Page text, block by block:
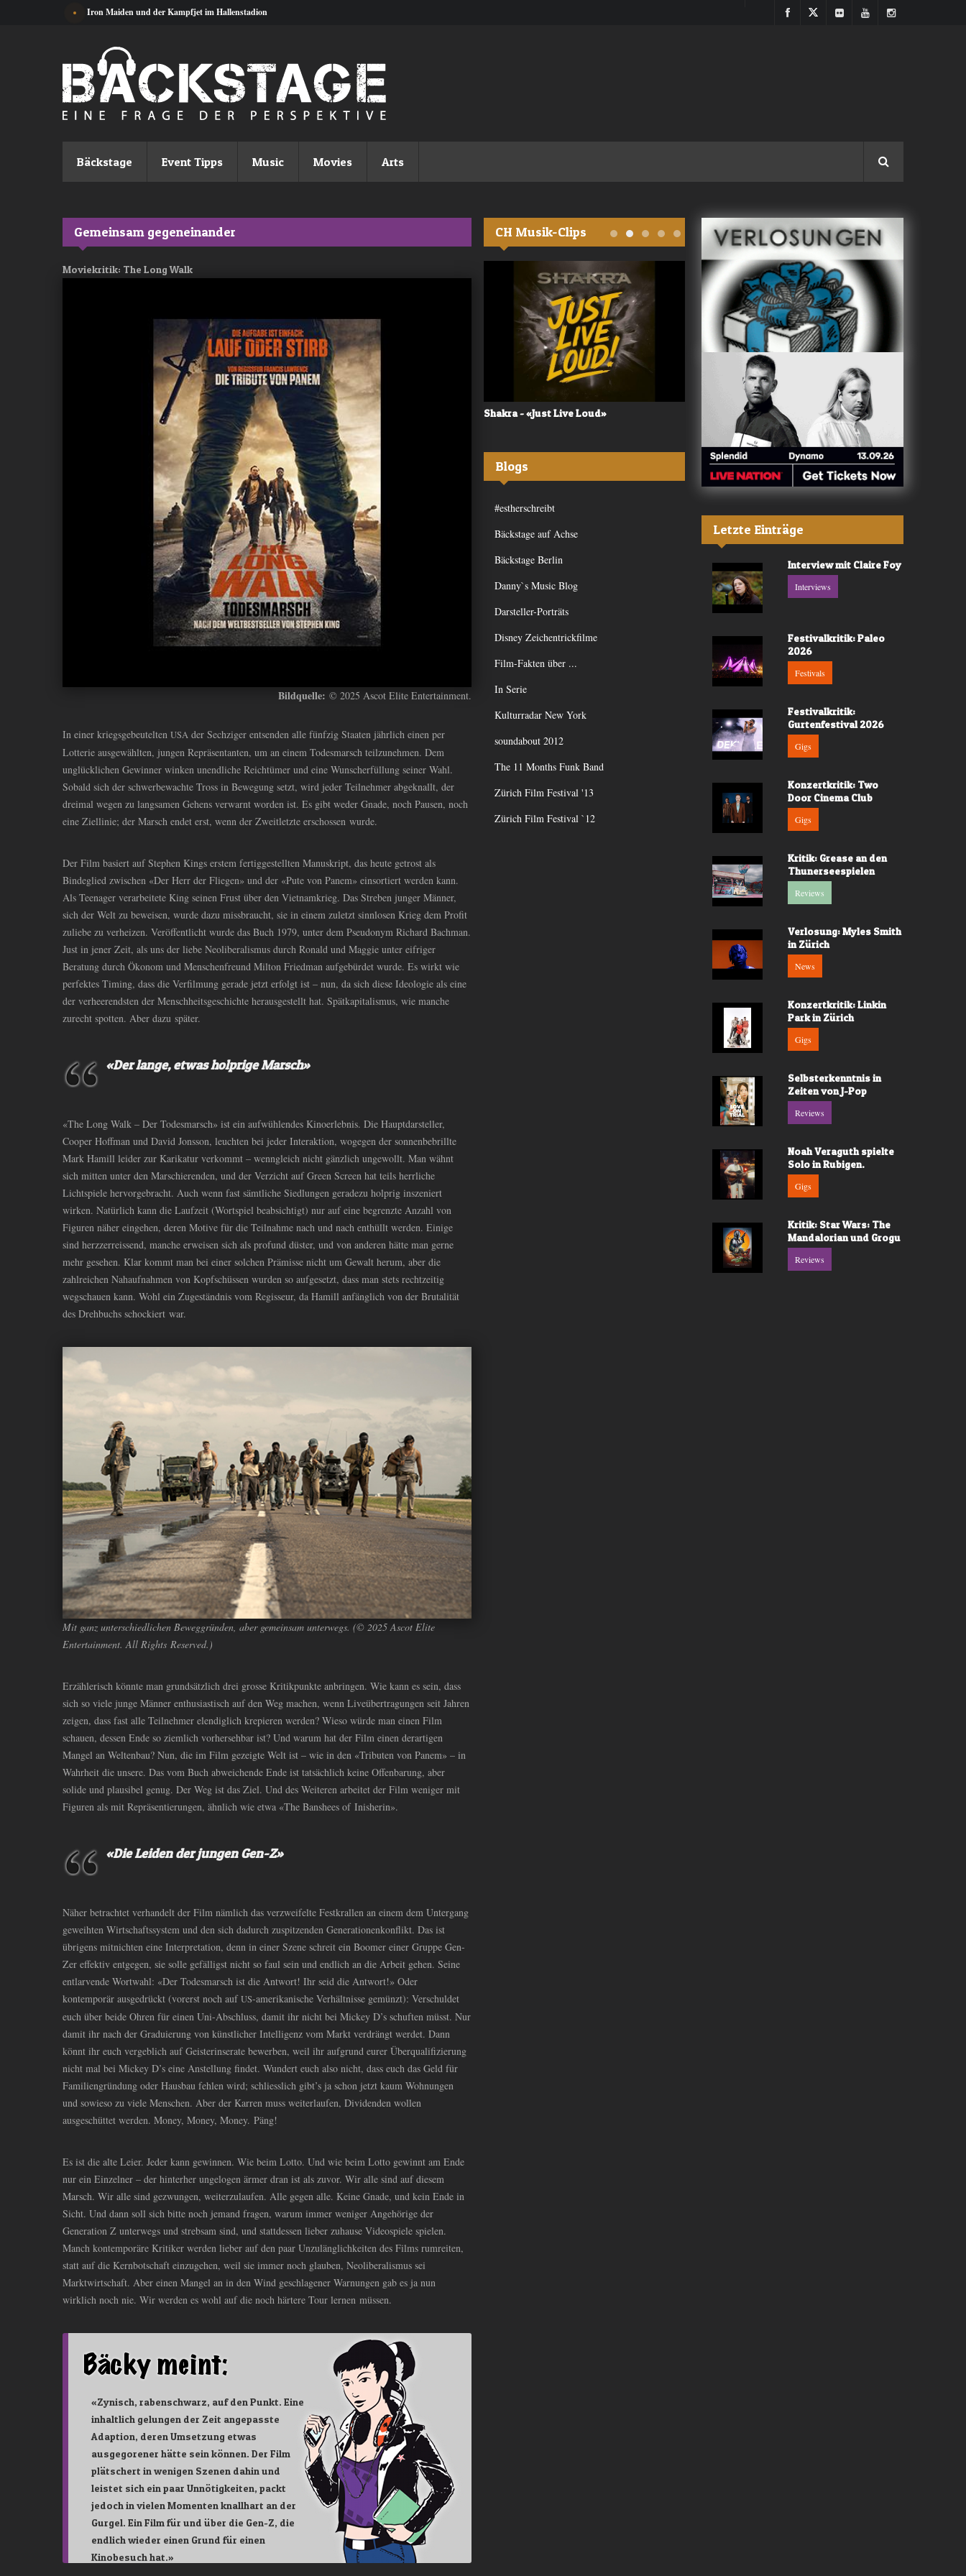
Iron Maiden und der Kampfjet im Hallenstadion
Bäckstage Event Tipps Music Movies Arts
Gemeinsam gegeneinander
Moviekritik: The Long Walk
Bildquelle: © 2025 Ascot Elite Entertainment.
In einer kriegsgebeutelten USA der Sechziger entsenden alle fünfzig Staaten jährlich einen per
Lotterie ausgewählten, jungen Repräsentanten, um an einem Todesmarsch teilzunehmen. Dem
unglücklichen Gewinner winken unendliche Reichtümer und eine Wunscherfüllung seiner Wahl.
Sobald sich der schwerbewachte Tross in Bewegung setzt, wird jeder Teilnehmer abgeknallt, der
dreimal wegen zu langsamen Gehens verwarnt worden ist. Es gibt weder Gnade, noch Pausen, noch
eine Ziellinie; der Marsch endet erst, wenn der Zweitletzte erschossen wurde.
Der Film basiert auf Stephen Kings erstem fertiggestellten Manuskript, das heute getrost als
Bindeglied zwischen «Der Herr der Fliegen» und der «Pute von Panem» einsortiert werden kann.
Als Teenager verarbeitete King seinen Frust über den Vietnamkrieg. Das Streben junger Männer,
sich der Welt zu beweisen, wurde dazu missbraucht, sie in einem zuletzt sinnlosen Krieg dem Profit
zuliebe zu verheizen. Veröffentlicht wurde das Buch 1979, unter dem Pseudonym Richard Bachman.
Just in jener Zeit, als uns der liebe Neoliberalismus durch Ronald und Maggie unter eifriger
Beratung durch Ökonom und Menschenfreund Milton Friedman aufgebürdet wurde. Es wirkt wie
perfektes Timing, dass die Verfilmung gerade jetzt erfolgt ist – nun, da sich diese Ideologie als eine
der verheerendsten der Menschheitsgeschichte herausgestellt hat. Spätkapitalismus, wie manche
zurecht spotten. Aber dazu später.
«Der lange, etwas holprige Marsch»
«The Long Walk – Der Todesmarsch» ist ein aufwühlendes Kinoerlebnis. Die Hauptdarsteller,
Cooper Hoffman und David Jonsson, leuchten bei jeder Interaktion, wogegen der sonnenbebrillte
Mark Hamill leider zur Karikatur verkommt – wenngleich nicht gänzlich ungewollt. Man wähnt
sich mitten unter den Marschierenden, und der Verzicht auf Green Screen hat teils herrliche
Lichtspiele hervorgebracht. Auch wenn fast sämtliche Siedlungen geradezu holprig inszeniert
wirken. Natürlich kann die Laufzeit (Wortspiel beabsichtigt) nur auf eine begrenzte Anzahl von
Figuren näher eingehen, deren Motive für die Teilnahme nach und nach enthüllt werden. Einige
sind herzzerreissend, manche erweisen sich als profund düster, und von anderen hätte man gerne
mehr gesehen. Klar kommt man bei einer solchen Prämisse nicht um Gewalt herum, aber die
zahlreichen Nahaufnahmen von Kopfschüssen wurden so aufgesetzt, dass man stets rechtzeitig
wegschauen kann. Wohl ein Zugeständnis vom Regisseur, da Hamill anfänglich von der Brutalität
des Drehbuchs schockiert war.
Mit ganz unterschiedlichen Beweggründen, aber gemeinsam unterwegs. (© 2025 Ascot Elite
Entertainment. All Rights Reserved.)
Erzählerisch könnte man grundsätzlich drei grosse Kritikpunkte anbringen. Wie kann es sein, dass
sich so viele junge Männer enthusiastisch auf den Weg machen, wenn Liveübertragungen seit Jahren
zeigen, dass fast alle Teilnehmer elendiglich krepieren werden? Wieso würde man einen Film
schauen, dessen Ende so ziemlich vorhersehbar ist? Und warum hat der Film einen derartigen
Mangel an Weltenbau? Nun, die im Film gezeigte Welt ist – wie in den «Tributen von Panem» – in
Wahrheit die unsere. Das vom Buch abweichende Ende ist tatsächlich keine Offenbarung, aber
solide und plausibel genug. Der Weg ist das Ziel. Und des Weiteren arbeitet der Film weniger mit
Figuren als mit Repräsentierungen, ähnlich wie etwa «The Banshees of Inisherin».
«Die Leiden der jungen Gen-Z»
Näher betrachtet verhandelt der Film nämlich das verzweifelte Festkrallen an einem dem Untergang
geweihten Wirtschaftssystem und den sich dadurch zuspitzenden Generationenkonflikt. Das ist
übrigens mitnichten eine Interpretation, denn in einer Szene schreit ein Boomer einer Gruppe Gen-
Zer effektiv entgegen, sie solle gefälligst nicht so faul sein und endlich an die Arbeit gehen. Seine
entlarvende Wortwahl: «Der Todesmarsch ist die Antwort! Ihr seid die Antwort!» Oder
kontemporär ausgedrückt (vorerst noch aufUS-amerikanische Verhältnisse gemünzt): Verschuldet
euch über beide Ohren für einen Uni-Abschluss, damit ihr nicht bei Mickey D’s schuften müsst. Nur
damit ihr nach der Graduierung von künstlicher Intelligenz vom Markt verdrängt werdet. Dann
könnt ihr euch vergeblich auf Geisterinserate bewerben, weil ihr aufgrund eurer Überqualifizierung
nicht mal bei Mickey D’s eine Anstellung findet. Wundert euch also nicht, dass euch das Geld für
Familiengründung oder Hausbau fehlen wird; schliesslich gibt’s ja schon jetzt kaum Wohnungen
und sowieso zu viele Menschen. Aber der Karren muss weiterlaufen, Dividenden wollen
ausgeschüttet werden. Money, Money, Money. Päng!
Es ist die alte Leier. Jeder kann gewinnen. Wie beim Lotto. Und wie beim Lotto gewinnt am Ende
nur ein Einzelner – der hinterher ungelogen ärmer dran ist als zuvor. Wir alle sind auf diesem
Marsch. Wir alle sind gezwungen, weiterzulaufen. Alle gegen alle. Keine Gnade, und kein Ende in
Sicht. Und dann soll sich bitte noch jemand fragen, warum immer weniger Angehörige der
Generation Z unterwegs und strebsam sind, und stattdessen lieber zuhause Videospiele spielen.
Manch kontemporäre Kritiker werden lieber auf den paar Unzulänglichkeiten des Films rumreiten,
statt auf die Kernbotschaft einzugehen, weil sie immer noch glauben, Neoliberalismus sei
Marktwirtschaft. Aber einen Mangel an in den Wind geschlagener Warnungen gab es ja nun
wirklich noch nie. Wir werden es wohl auf die noch härtere Tour lernen müssen.
«Zynisch, rabenschwarz, auf den Punkt. Eine
inhaltlich gelungen der Zeit angepasste
Adaption, deren Umsetzung etwas
ausgegorener hätte sein können. Der Film
plätschert in wenigen Szenen dahin und
leistet sich ein paar Unnötigkeiten, packt
jedoch in vielen Momenten knallhart an der
Gurgel. Ein Film für und über die Gen-Z, die
endlich wieder einen Grund für einen
Kinobesuch hat.»
CH Musik-Clips
ANDIYAH - «Frequency» Shakra - «Just Live Loud» Valerù - «IL MARE»
Blogs
#estherschreibt
Bäckstage auf Achse
Bäckstage Berlin
Danny`s Music Blog
Darsteller-Porträts
Disney Zeichentrickfilme
Film-Fakten über ...
In Serie
Kulturradar New York
soundabout 2012
The 11 Months Funk Band
Zürich Film Festival '13
Zürich Film Festival `12
Letzte Einträge
Interview mit Claire Foy
Interviews
Festivalkritik: Paleo
2026
Festivals
Festivalkritik:
Gurtenfestival 2026
Gigs
Konzertkritik: Two
Door Cinema Club
Gigs
Kritik: Grease an den
Thunerseespielen
Reviews
Verlosung: Myles Smith
in Zürich
News
Konzertkritik: Linkin
Park in Zürich
Gigs
Selbsterkenntnis in
Zeiten von J-Pop
Reviews
Noah Veraguth spielte
Solo in Rubigen.
Gigs
Kritik: Star Wars: The
Mandalorian und Grogu
Reviews